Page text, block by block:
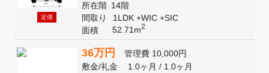
定借
所在階 14階
間取り
1LDK +WIC +SIC
面積
52.71m2
36万円 管理費 10,000円
敷金/礼金 1.0ヶ月/ 1.0ヶ月